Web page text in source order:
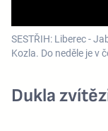
SESTŘIH: Liberec -
Kozla. Do neděle je v
Dukla